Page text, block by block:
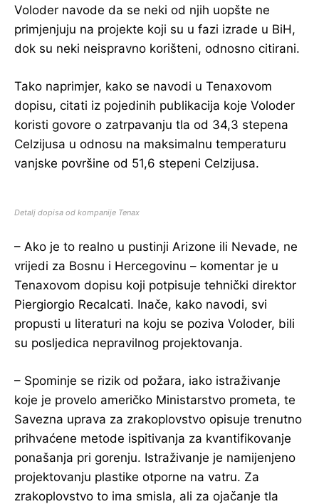
Voloder navode da se neki od njih uopšte ne
primjenjuju na projekte koji su u fazi izrade u BiH,
dok su neki neispravno korišteni, odnosno citirani.
Tako naprimjer, kako se navodi u Tenaxovom
dopisu, citati iz pojedinih publikacija koje Voloder
koristi govore o zatrpavanju tla od 34,3 stepena
Celzijusa u odnosu na maksimalnu temperaturu
vanjske površine od 51,6 stepeni Celzijusa.
Detalj dopisa od kompanije Tenax
– Ako je to realno u pustinji Arizone ili Nevade, ne
vrijedi za Bosnu i Hercegovinu – komentar je u
Tenaxovom dopisu koji potpisuje tehnički direktor
Piergiorgio Recalcati. Inače, kako navodi, svi
propusti u literaturi na koju se poziva Voloder, bili
su posljedica nepravilnog projektovanja.
– Spominje se rizik od požara, iako istraživanje
koje je provelo američko Ministarstvo prometa, te
Savezna uprava za zrakoplovstvo opisuje trenutno
prihvaćene metode ispitivanja za kvantifikovanje
ponašanja pri gorenju. Istraživanje je namijenjeno
projektovanju plastike otporne na vatru. Za
zrakoplovstvo to ima smisla, ali za ojačanje tla